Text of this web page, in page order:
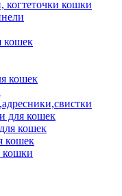
кошки
кошек
кошек
для кошек
кошек
кошек
кошки